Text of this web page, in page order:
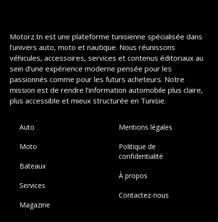
Motorz.tn est une plateforme tunisienne spécialisée dans
l’univers auto, moto et nautique. Nous réunissons
véhicules, accessoires, services et contenus éditoriaux au
sein d’une expérience moderne pensée pour les
passionnés comme pour les futurs acheteurs. Notre
mission est de rendre l’information automobile plus claire,
plus accessible et mieux structurée en Tunisie.
Auto
Moto
Bateaux
Services
Magazine
Mentions légales
Politique de
confidentialité
À propos
Contactez-nous